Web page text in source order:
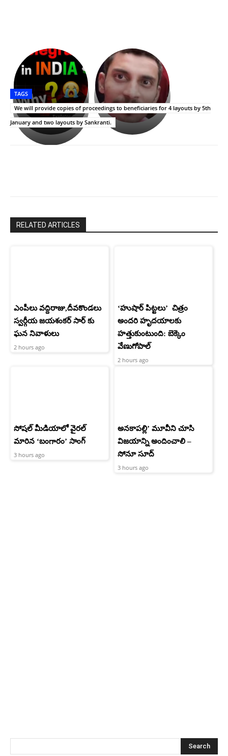
భగవంతుని
ప్రసాదం
తీర్థం..తులసీదళం
లేకుండా
అసంపూర్ణం
కేజీఎఫ్
సినిమాతో
పాన్
ఇండియా
స్టార్
హీరోయిన్‏గా
Upasana:
భర్తపై
రివెంజ్
తీర్చుకున్న
ఉపాసన..
పాపం
రామ్
TAGS
We will provide copies of proceedings to beneficiaries for 4 layouts by 5th
January and two layouts by Sankranti.
RELATED ARTICLES
ఎంపీలు వద్దిరాజు,దీవకొండలు
స్వర్గీయ జయశంకర్ సార్ కు
ఘన నివాళులు
2 hours ago
‘హుషార్‌ పిట్టలు’ చిత్రం
అందరి హృదయాలకు
హత్తుకుంటుంది: బెక్కెం
వేణుగోపాల్‌
2 hours ago
సోషల్ మీడియాలో వైరల్
మారిన ‘బంగారం’ సాంగ్
3 hours ago
అనకాపల్లి’ మూవీని చూసి
విజయాన్ని అందించాలి –
సోనూ సూద్
3 hours ago
Search